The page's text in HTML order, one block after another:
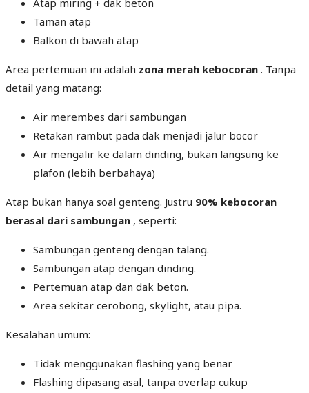
Atap miring + dak beton
Taman atap
Balkon di bawah atap
Area pertemuan ini adalah zona merah kebocoran . Tanpa
detail yang matang:
Air merembes dari sambungan
Retakan rambut pada dak menjadi jalur bocor
Air mengalir ke dalam dinding, bukan langsung ke
plafon (lebih berbahaya)
Atap bukan hanya soal genteng. Justru 90% kebocoran
berasal dari sambungan , seperti:
Sambungan genteng dengan talang.
Sambungan atap dengan dinding.
Pertemuan atap dan dak beton.
Area sekitar cerobong, skylight, atau pipa.
Kesalahan umum:
Tidak menggunakan flashing yang benar
Flashing dipasang asal, tanpa overlap cukup